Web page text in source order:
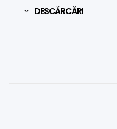
DESCĂRCĂRI